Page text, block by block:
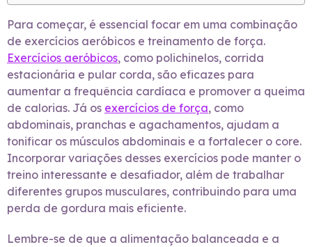
Para começar, é essencial focar em uma combinação
de exercícios aeróbicos e treinamento de força.
Exercícios aeróbicos, como polichinelos, corrida
estacionária e pular corda, são eficazes para
aumentar a frequência cardíaca e promover a queima
de calorias. Já os exercícios de força, como
abdominais, pranchas e agachamentos, ajudam a
tonificar os músculos abdominais e a fortalecer o core.
Incorporar variações desses exercícios pode manter o
treino interessante e desafiador, além de trabalhar
diferentes grupos musculares, contribuindo para uma
perda de gordura mais eficiente.
Lembre-se de que a alimentação balanceada e a